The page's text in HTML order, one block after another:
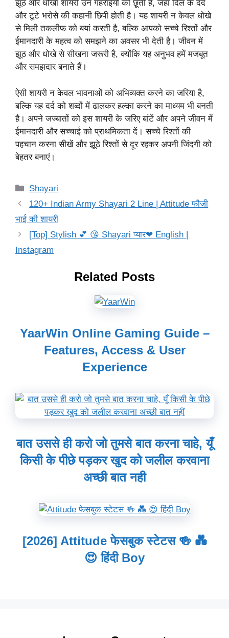
झूठ और धोखा शायरी उन गहराईयों को छूती है, जहां दिल के दर्द
और टूटे भरोसे की कहानी छिपी होती है। यह शायरी न केवल धोखे
से मिली तकलीफ को बयां करती है, बल्कि आपको सच्चे रिश्तों और
ईमानदारी के महत्व को समझने का अवसर भी देती है। जीवन में
झूठ और धोखे से सीखना जरूरी है, क्योंकि यह अनुभव हमें मजबूत
और समझदार बनाते हैं।
ऐसी शायरी न केवल भावनाओं को अभिव्यक्त करने का जरिया है,
बल्कि यह दर्द को शब्दों में ढालकर हल्का करने का माध्यम भी बनती
है। अपने जज्बातों को इस शायरी के जरिए बांटें और अपने जीवन में
ईमानदारी और सच्चाई को प्राथमिकता दें। सच्चे रिश्तों की
पहचान करना सीखें और झूठे रिश्तों से दूर रहकर अपनी जिंदगी को
बेहतर बनाएं।
Categories
Shayari
120+ Indian Army Shayari 2 Line | Attitude फौजी
भाई की शायरी
[Top] Stylish 💕 😘 Shayari प्यार❤ English |
Instagram
Related Posts
YaarWin Online Gaming Guide –
Features, Access & User
Experience
बात उससे ही करो जो तुमसे बात करना चाहे, यूँ
किसी के पीछे पड़कर खुद को जलील करवाना
अच्छी बात नही
[2026] Attitude फेसबुक स्टेटस 🍻 💑
😍 हिंदी Boy